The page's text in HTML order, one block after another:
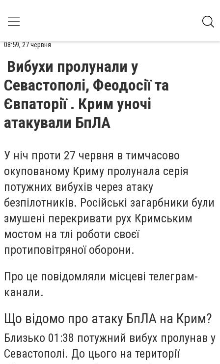
08:59, 27 червня
Вибухи пролунали у
Севастополі, Феодосії та
Євпаторії . Крим уночі
атакували БпЛА
У ніч проти 27 червня в тимчасово
окупованому Криму пролунала серія
потужних вибухів через атаку
безпілотників. Російські загарбники були
змушені перекривати рух Кримським
мостом на тлі роботи своєї
протиповітряної оборони.
Про це повідомляли місцеві телеграм-
канали.
Що відомо про атаку БпЛА на Крим?
Близько 01:38 потужний вибух пролунав у
Севастополі. До цього на території